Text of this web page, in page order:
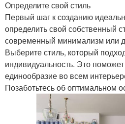
Определите свой стиль
Первый шаг к созданию
определить свой собственный
современный минимализм или
Выберите стиль, который
индивидуальность. Это
единообразие во всем
Позаботьтесь об оптимальном